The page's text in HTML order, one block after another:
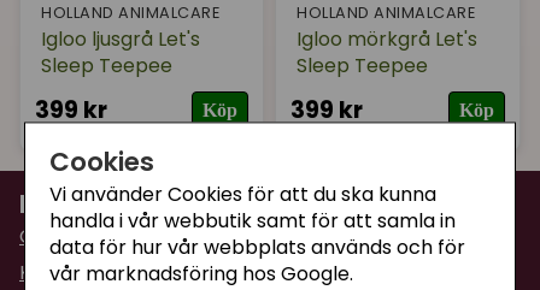
Cookies
Vi använder Cookies för att du ska kunna
handla i vår webbutik samt för att samla in
data för hur vår webbplats används och för
vår marknadsföring hos Google.
HOLLAND ANIMALCARE
Igloo ljusgrå Let's
Sleep Teepee
399 kr Köp
HOLLAND ANIMALCARE
Igloo mörkgrå Let's
Sleep Teepee
399 kr Köp
Information
Om Supercat
Kattguiden